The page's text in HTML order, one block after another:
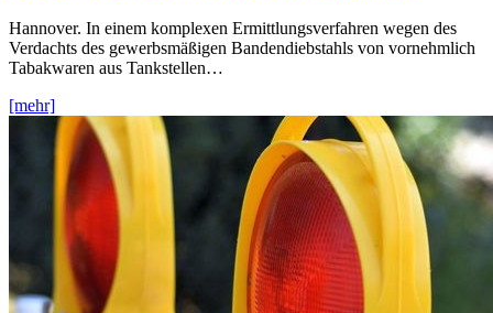
Hannover. In einem komplexen Ermittlungsverfahren wegen des
Verdachts des gewerbsmäßigen Bandendiebstahls von vornehmlich
Tabakwaren aus Tankstellen…
[mehr]